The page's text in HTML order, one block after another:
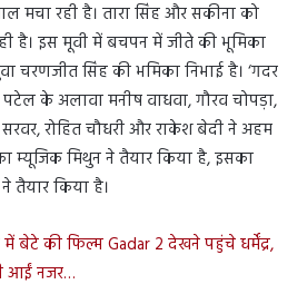
मचा रही है। तारा सिंह और सकीना को
है। इस मूवी में बचपन में जीते की भूमिका
चरणजीत सिंह की भमिका निभाई है। ‘गदर
के अलावा मनीष वाधवा, गौरव चोपड़ा,
रोहित चौधरी और राकेश बेदी ने अहम
म्यूजिक मिथुन ने तैयार किया है, इसका
तैयार किया है।
बेटे की फिल्म Gadar 2 देखने पहुंचे धर्मेंद्र,
आईं नजर…